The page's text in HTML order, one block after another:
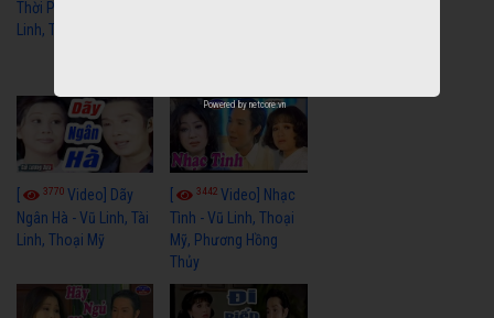
Thời Phóng Đãng - Vũ
Linh, Tài Linh, Chí Linh
3770 Video] Dãy
Ngân Hà - Vũ Linh, Tài
Linh, Thoại Mỹ
3442Video] Nhạc
Tình - Vũ Linh, Thoại
Mỹ, Phương Hồng
Thủy
Powered by netcore.vn